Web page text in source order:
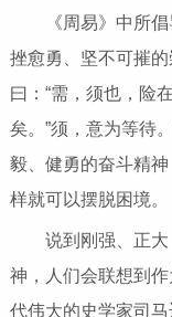
《周易》中所
挫愈勇、坚不可摧的
曰：“需，须也，险
矣。”须，意为等待
毅、健勇的奋斗精
样就可以摆脱困境。
说到刚强、正
神，人们会联想到作
代伟大的史学家司